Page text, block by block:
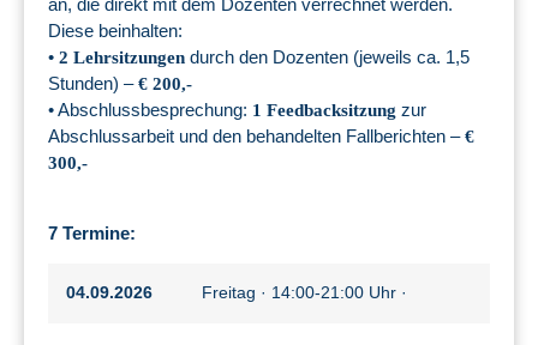
an, die direkt mit dem Dozenten verrechnet werden.
Diese beinhalten:
• 2 Lehrsitzungen durch den Dozenten (jeweils ca. 1,5
Stunden) –€ 200,-
• Abschlussbesprechung: 1 Feedbacksitzung zur
Abschlussarbeit und den behandelten Fallberichten –€
300,-
7 Termine:
04.09.2026 Freitag · 14:00-21:00 Uhr ·